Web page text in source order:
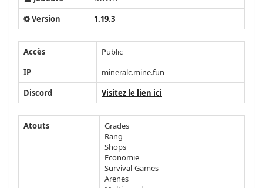
Version
1.19.3
Accès
Public
IP
mineralc.mine.fun
Discord
Visitez le lien ici
Atouts
Grades
Rang
Shops
Economie
Survival-Games
Arenes